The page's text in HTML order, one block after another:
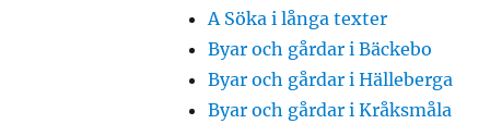
A Söka i långa texter
Byar och gårdar i Bäckebo
Byar och gårdar i Hälleberga
Byar och gårdar i Kråksmåla